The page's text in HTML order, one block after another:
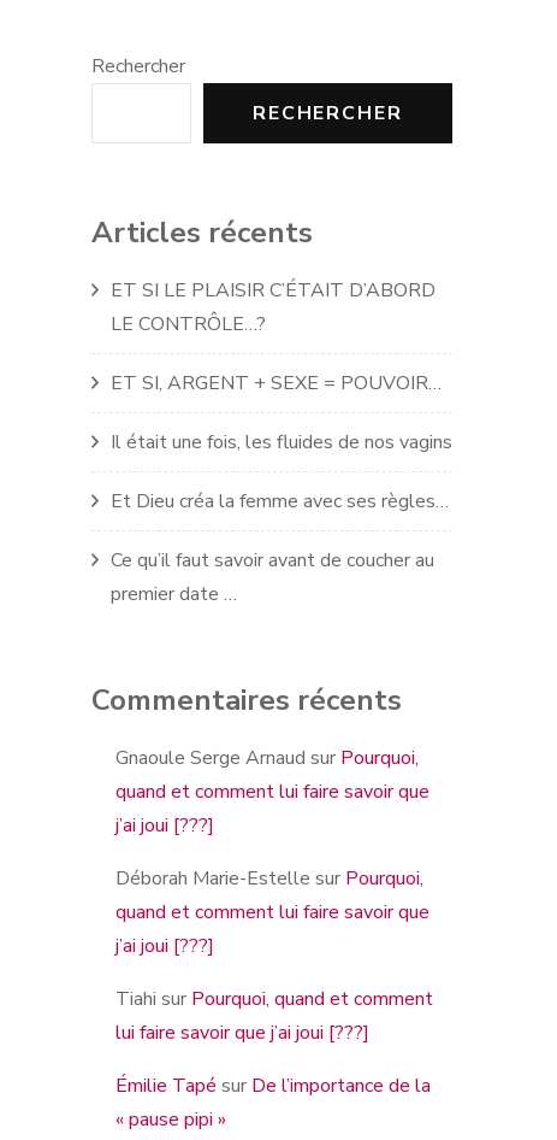
Rechercher
RECHERCHER
Articles récents
ET SI LE PLAISIR C’ÉTAIT D’ABORD
LE CONTRÔLE…?
ET SI, ARGENT + SEXE = POUVOIR…
Il était une fois, les fluides de nos vagins
Et Dieu créa la femme avec ses règles…
Ce qu’il faut savoir avant de coucher au
premier date …
Commentaires récents
Gnaoule Serge Arnaud sur Pourquoi,
quand et comment lui faire savoir que
j’ai joui [???]
Déborah Marie-Estelle sur Pourquoi,
quand et comment lui faire savoir que
j’ai joui [???]
Tiahi sur Pourquoi, quand et comment
lui faire savoir que j’ai joui [???]
Émilie Tapé sur De l’importance de la
« pause pipi »